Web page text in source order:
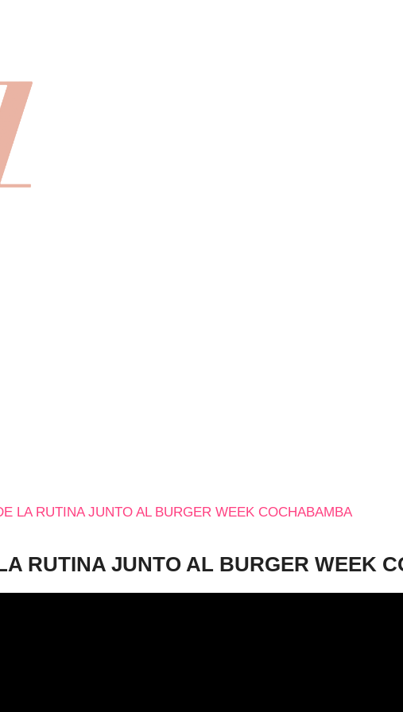
que muchos sentimos y pocos sabemos cómo explicar y
LA RUTINA JUNTO AL BURGER WEEK COCHABAMBA
RUTINA JUNTO AL BURGER WEEK